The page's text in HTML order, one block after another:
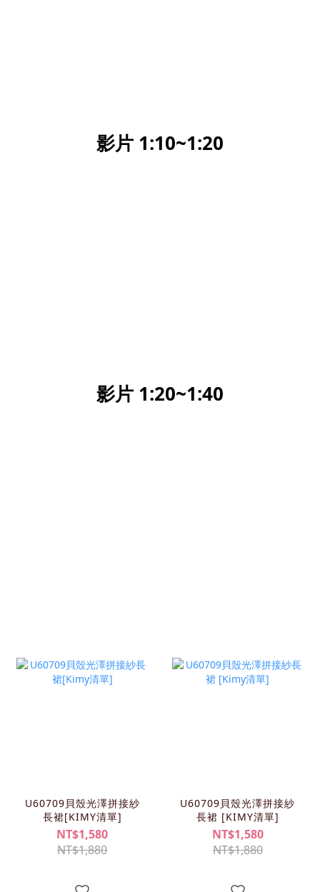
影片 1:10~1:20
影片 1:20~1:40
U60709貝殼光澤拼接紗
長裙[KIMY清單]
NT$1,580
NT$1,880
U60709貝殼光澤拼接紗
長裙 [KIMY清單]
NT$1,580
NT$1,880